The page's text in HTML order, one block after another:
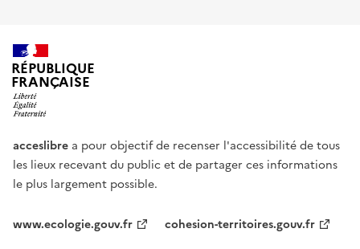
RÉPUBLIQUE
FRANÇAISE
acceslibre a pour objectif de recenser l'accessibilité de tous
les lieux recevant du public et de partager ces informations
le plus largement possible.
www.ecologie.gouv.fr
cohesion-territoires.gouv.fr